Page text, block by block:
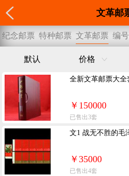
文革邮
纪念邮票 特种邮票 文革邮票 编
默认 价格
全新文革邮票大全
￥150000
已售出3套
文1 战无不胜的毛
￥35000
已售出4套